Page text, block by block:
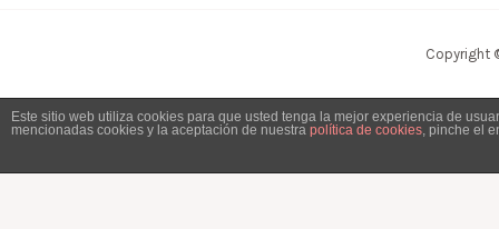
Copyright
Este sitio web utiliza cookies para que usted tenga la mejor experiencia de
mencionadas cookies y la aceptación de nuestra política de cookies, pinche el